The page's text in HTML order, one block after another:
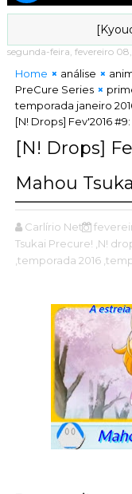
[Kyoudai
segunda-feira, fevereiro
Home análise
PreCure Series
temporada janeiro
[N! Drops] Fev'2016
[N! Drops]
Mahou
Carlírio Neto
Tsukai Precure! ,N!
,temporada 2016